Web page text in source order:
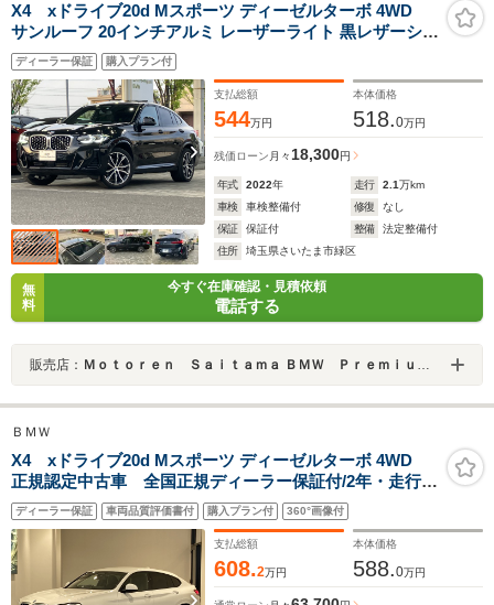
X4 xドライブ20d Mスポーツ ディーゼルターボ 4WD
サンルーフ 20インチアルミ レーザーライト 黒レザーシー
ト セレクトパッケージ M社創立50周年記念エンブレム 地
デジ付タッチパネル式HDDナビ ACC
ディーラー保証 購入プラン付
支払総額
544万円
本体価格
518.0万円
残価ローン 月々 18,300円
年式 2022年 走行 2.1万km
車検
車検整備付 修復
なし
保証
保証付 整備
法定整備付
住所
埼玉県さいたま市緑区
無
料
今すぐ在庫確認・見積依頼
電話する
販売店： Ｍｏｔｏｒｅｎ Ｓａｉｔａｍａ ＢＭＷ Ｐｒｅｍｉｕｍ Ｓｅｌｅｃｔｉｏｎ 浦和美園
ＢＭＷ
X4 xドライブ20d Mスポーツ ディーゼルターボ 4WD
正規認定中古車 全国正規ディーラー保証付/2年・走行距
離無制限 LCI(後期モデル) 黒革電動シート 19インチ
ホイール サウンドパッケージ HarmanKardon 前後
ドライブレコーダー 前後シートヒーター 禁煙車
ディーラー保証 車両品質評価書付 購入プラン付 360°画像付
支払総額
608.2万円
本体価格
588.0万円